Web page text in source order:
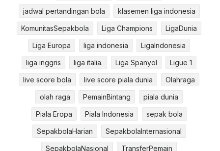
jadwal pertandingan bola klasemen liga indonesia
KomunitasSepakbola Liga Champions LigaDunia
Liga Europa liga indonesia LigaIndonesia
liga inggris liga italia. Liga Spanyol Ligue 1
live score bola live score piala dunia Olahraga
olah raga PemainBintang piala dunia
Piala Eropa Piala Indonesia sepak bola
SepakbolaHarian SepakbolaInternasional
SepakbolaNasional TransferPemain